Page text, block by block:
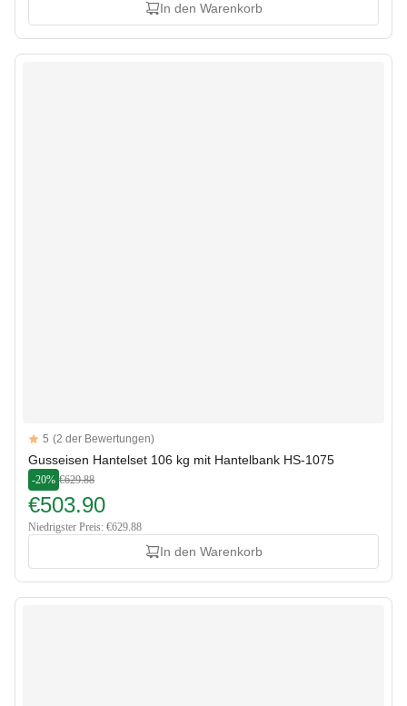
In den Warenkorb
Reviews
5 out of 5 stars
5 (2 der Bewertungen)
Gusseisen Hantelset 106 kg mit Hantelbank HS-1075
-20% €629.88
€503.90
Niedrigster Preis: €629.88
In den Warenkorb